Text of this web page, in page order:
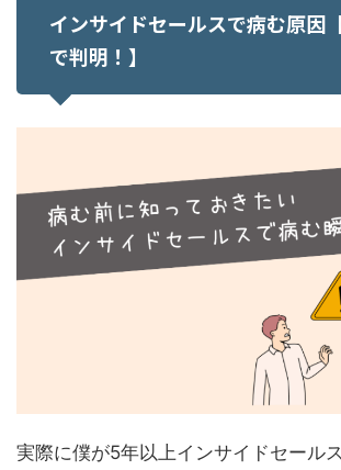
インサイドセールスで病む原因
で判明！】
実際に僕が5年以上インサイドセール